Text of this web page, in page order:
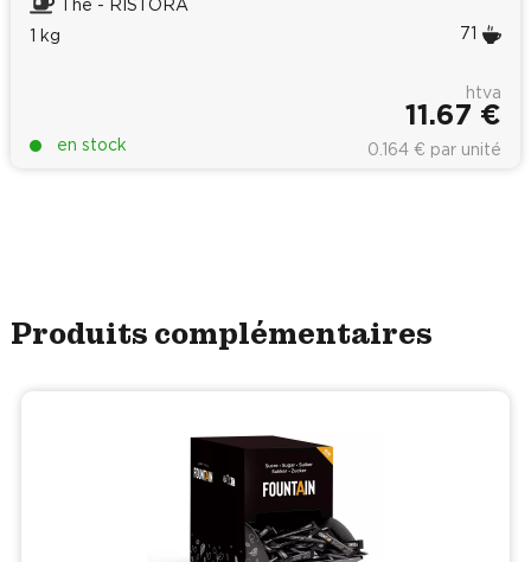
Thé - RISTORA
1 kg
71
en stock
htva
11.67 €
0.164 € par unité
Produits complémentaires